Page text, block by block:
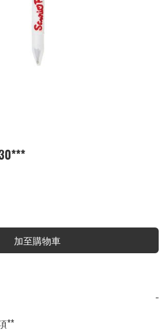
加至購物車
−
**